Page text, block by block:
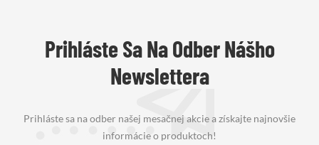
Prihláste Sa Na Odber Nášho
Newslettera
Prihláste sa na odber našej mesačnej akcie a získajte najnovšie
informácie o produktoch!